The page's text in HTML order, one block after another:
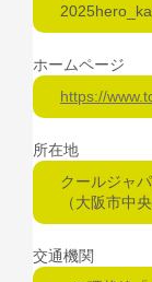
ホームページ
https://
所在地
クールジャ
（大阪市中
交通機関